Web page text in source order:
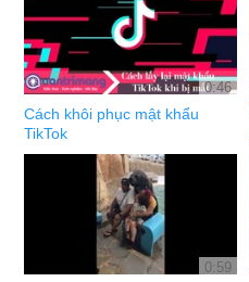
0:46
Cách khôi phục mật khẩu
TikTok
0:59